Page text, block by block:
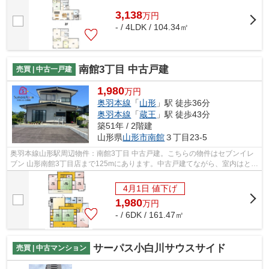
3,138万円
- / 4LDK / 104.34㎡
売買 | 中古一戸建 南館3丁目 中古戸建
1,980万円
奥羽本線 「山形 」駅 徒歩36分
奥羽本線 「蔵王 」駅 徒歩43分
築51年 / 2階建
山形県山形市南館３丁目23-5
奥羽本線山形駅周辺物件：南館3丁目 中古戸建。こちらの物件はセブンイレ
ブン 山形南館3丁目店まで125mにあります。中古戸建てながら、室内はとて
もきれいです。山形市でマイホームを...
4月1日 値下げ
1,980万円
- / 6DK / 161.47㎡
売買 | 中古マンション サーパス小白川サウスサイド